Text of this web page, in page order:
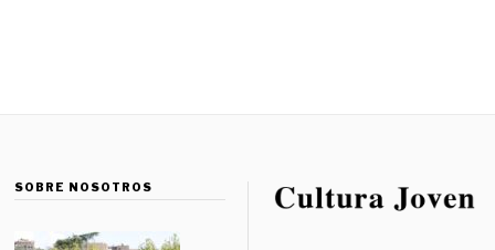
SOBRE NOSOTROS